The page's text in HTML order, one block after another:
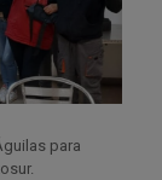
para